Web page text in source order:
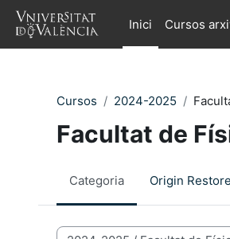
Ves al contingut principal
Inici
Cursos
Cursos 2024-2025
Facultat de
Categoria Origin